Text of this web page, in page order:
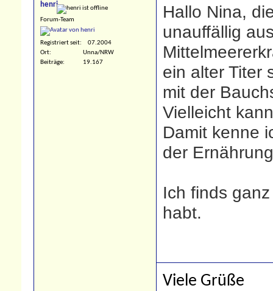
henri
Forum-Team
Registriert seit
07.2004
Ort
Unna/NRW
Beiträge
19.167
Hallo Nina,
unauffällig
ein alter Titer
mit der
Vielleicht
Damit kenne
der
Ich finds
habt.
Viele Grüße